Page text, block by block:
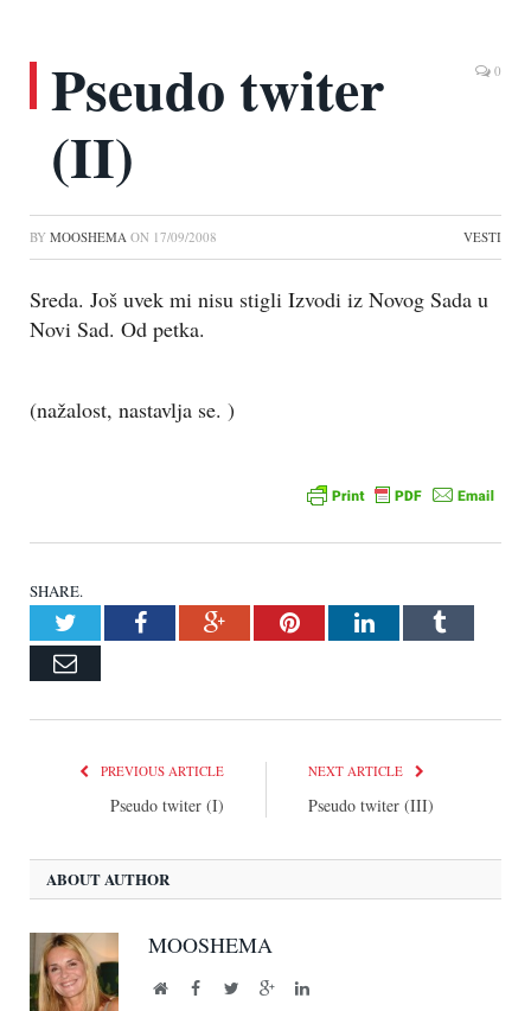
Pseudo twiter
(II)
0
BY MOOSHEMA ON 17/09/2008 VESTI
Sreda. Još uvek mi nisu stigli Izvodi iz Novog Sada u
Novi Sad. Od petka.
(nažalost, nastavlja se. )
SHARE.
TwitterFacebookGoogle+PinterestLinkedInTumblr
Email
PREVIOUS ARTICLE
Pseudo twiter (I)
NEXT ARTICLE
Pseudo twiter (III)
ABOUT AUTHOR
MOOSHEMA
WebsiteFacebook
TwitterGoogle+LinkedIn